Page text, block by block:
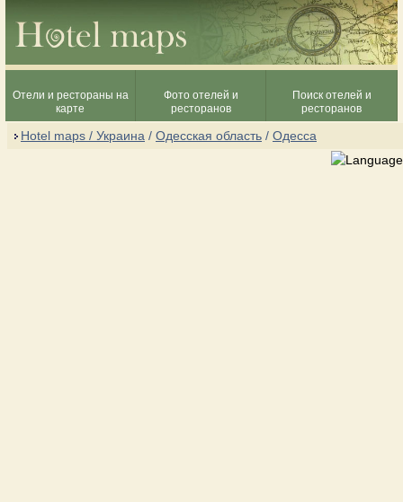
Отели и рестораны на
карте
Фото отелей и
ресторанов
Поиск отелей и
ресторанов
Hotel maps / Украина / Одесская область / Одесса